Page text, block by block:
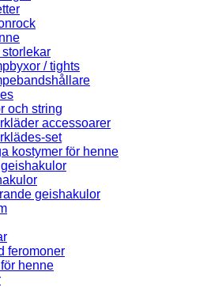
storlekar
/ tights
och string
accessoarer
set
kostymer för henne
geishakulor
feromoner
henne